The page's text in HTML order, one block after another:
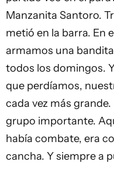
Manzanita Santoro.
metió en la barra. En
armamos una
todos los domingos.
que perdíamos,
cada vez más
grupo importante.
había combate, era
cancha. Y siempre a